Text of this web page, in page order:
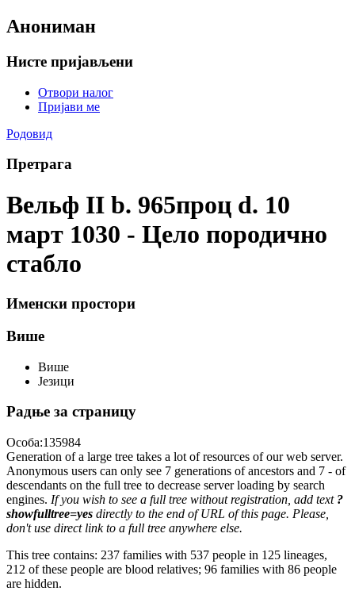
Анониман
Нисте пријављени
Отвори налог
Пријави ме
Родовид
Претрага
Вельф II b. 965проц d. 10
март 1030 - Цело породично
стабло
Именски простори
Више
Више
Језици
Радње за страницу
Особа:135984
Generation of a large tree takes a lot of resources of our web server.
Anonymous users can only see 7 generations of ancestors and 7 - of
descendants on the full tree to decrease server loading by search
engines. If you wish to see a full tree without registration, add text ?
showfulltree=yes directly to the end of URL of this page. Please,
don't use direct link to a full tree anywhere else.
This tree contains: 237 families with 537 people in 125 lineages,
212 of these people are blood relatives; 96 families with 86 people
are hidden.